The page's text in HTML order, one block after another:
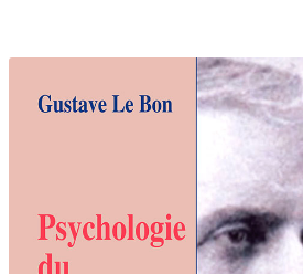
Commande